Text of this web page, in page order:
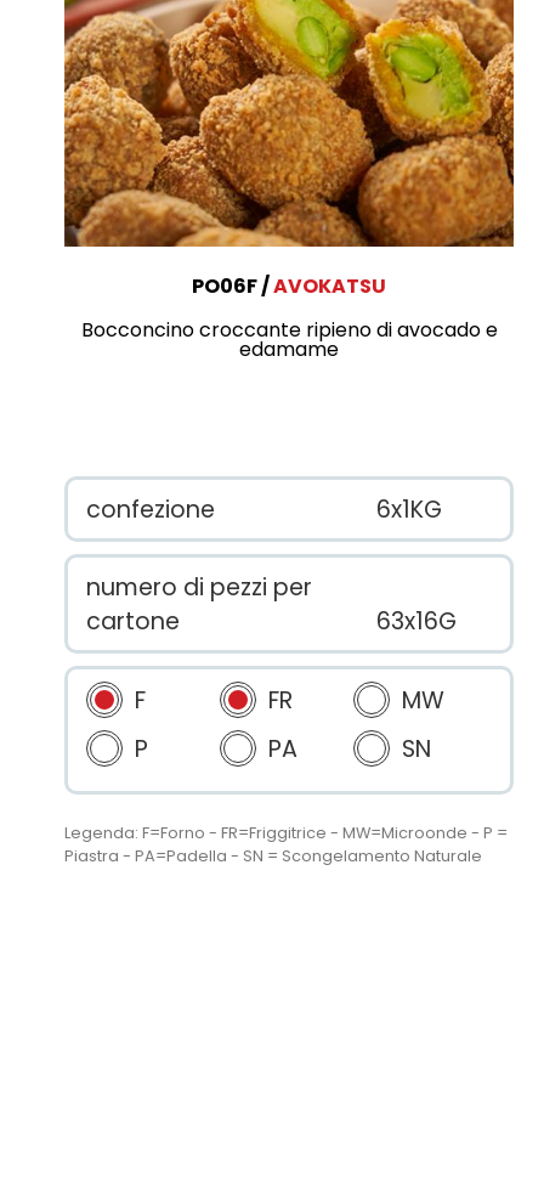
PO06F AVOKATSU
Bocconcino croccante ripieno di avocado e
edamame
confezione 6x1KG
numero di pezzi per
cartone
63x16G
F FR
MW
P
PA SN
Legenda: F=Forno - FR=Friggitrice - MW=Microonde - P =
Piastra - PA=Padella - SN = Scongelamento Naturale